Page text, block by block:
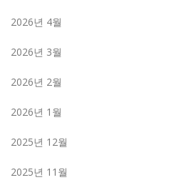
2026년 4월
2026년 3월
2026년 2월
2026년 1월
2025년 12월
2025년 11월